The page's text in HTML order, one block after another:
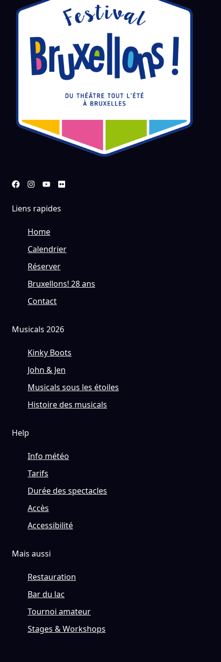
Liens rapides
Home
Calendrier
Réserver
Bruxellons! 28 ans
Contact
Musicals 2026
Kinky Boots
John & Jen
Musicals sous les étoiles
Histoire des musicals
Help
Info météo
Tarifs
Durée des spectacles
Accès
Accessibilité
Mais aussi
Restauration
Bar du lac
Tournoi amateur
Stages & Workshops